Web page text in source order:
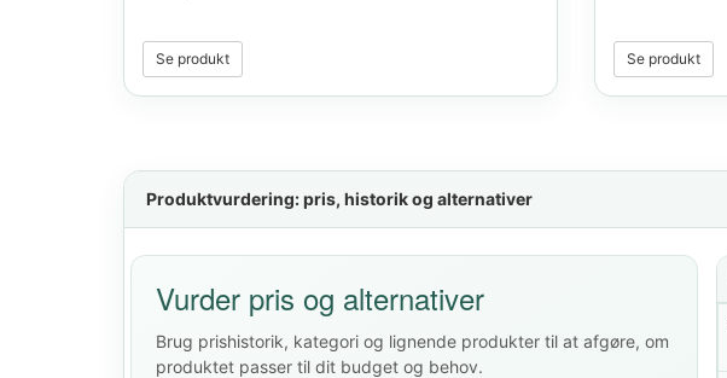
Se produkt Se produkt
Produktvurdering: pris, historik og alternativer
Vurder pris og alternativer
Brug prishistorik, kategori og lignende produkter til at afgøre, om
produktet passer til dit budget og behov.